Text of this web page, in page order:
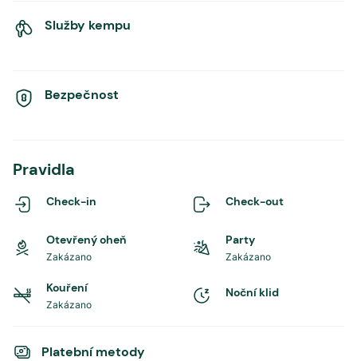
Služby kempu
Bezpečnost
Pravidla
Check-in Check-out
Otevřený oheň
Zakázano
Party
Zakázano
Kouření
Zakázano
Noční klid
Platební metody